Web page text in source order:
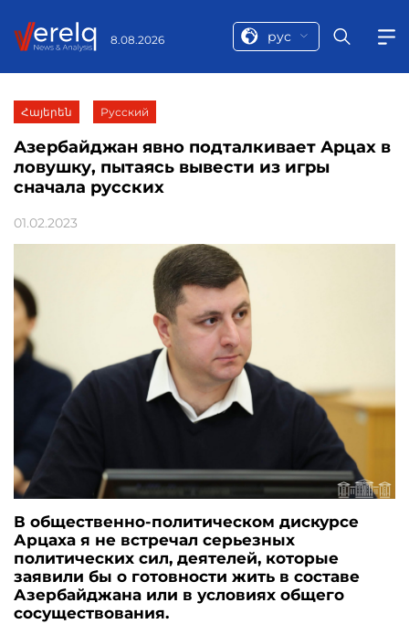
8.08.2026 рус
Հայերեն Русский
Азербайджан явно подталкивает Арцах в
ловушку, пытаясь вывести из игры
сначала русских
01.02.2023
В общественно-политическом дискурсе
Арцаха я не встречал серьезных
политических сил, деятелей, которые
заявили бы о готовности жить в составе
Азербайджана или в условиях общего
сосуществования.